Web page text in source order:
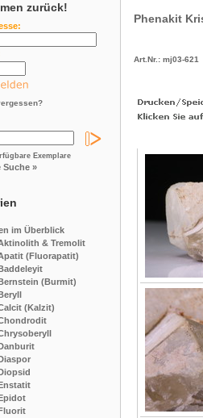
zurück!
Exemplare
Suche »
im Überblick
& Tremolit
(Fluorapatit)
(Burmit)
(Kalzit)
Phenakit
Art.Nr.: mj03-621